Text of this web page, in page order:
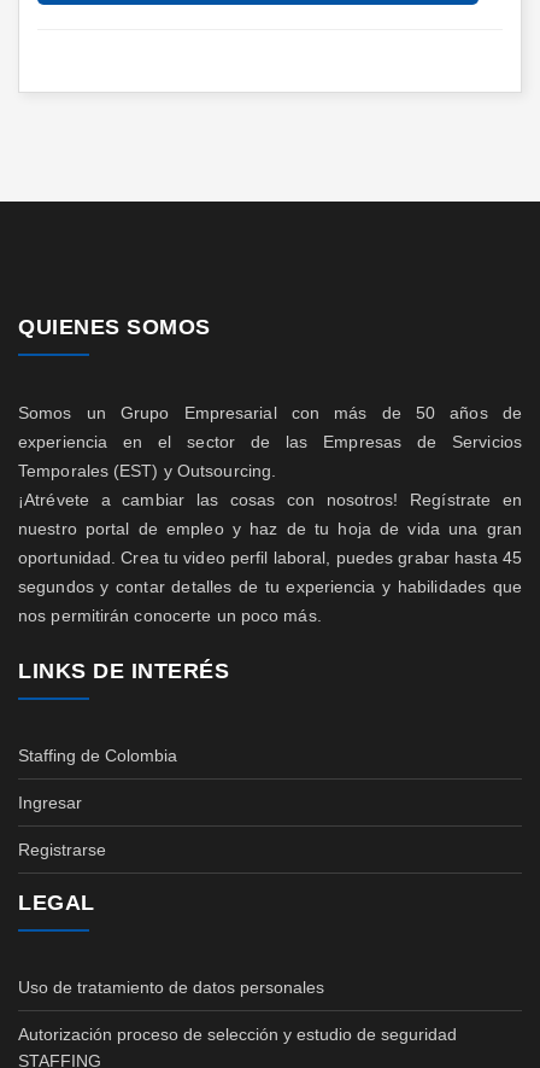
QUIENES SOMOS
Somos un Grupo Empresarial con más de 50 años de
experiencia en el sector de las Empresas de Servicios
Temporales (EST) y Outsourcing.
¡Atrévete a cambiar las cosas con nosotros! Regístrate en
nuestro portal de empleo y haz de tu hoja de vida una gran
oportunidad. Crea tu video perfil laboral, puedes grabar hasta 45
segundos y contar detalles de tu experiencia y habilidades que
nos permitirán conocerte un poco más.
LINKS DE INTERÉS
Staffing de Colombia
Ingresar
Registrarse
LEGAL
Uso de tratamiento de datos personales
Autorización proceso de selección y estudio de seguridad
STAFFING